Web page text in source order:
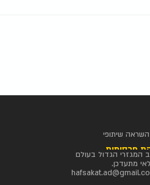
שיתופי
פרסומות
המגזרי הגדול בעולם
מתעדכן.